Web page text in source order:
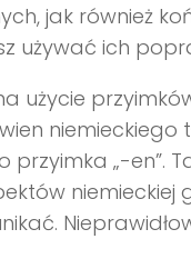
jak również
używać ich
użycie
przyimka „-